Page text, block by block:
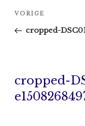
Vorig
VORIGE
cropped-
cropped-